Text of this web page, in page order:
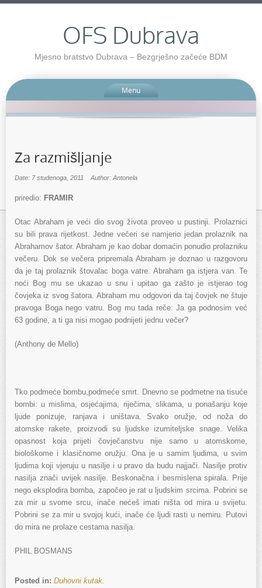
OFS Dubrava
Mjesno bratstvo Dubrava – Bezgrješno začeće BDM
Menu
Za razmišljanje
Date: 7 studenoga, 2011 Author: Antonela
priredio: FRAMIR
Otac Abraham je veći dio svog života proveo u pustinji. Prolaznici
su bili prava rijetkost. Jedne večeri se namjerio jedan prolaznik na
Abrahamov šator. Abraham je kao dobar domaćin ponudio prolazniku
večeru. Dok se večera pripremala Abraham je doznao u razgovoru
da je taj prolaznik štovalac boga vatre. Abraham ga istjera van. Te
noći Bog mu se ukazao u snu i upitao ga zašto je istjerao tog
čovjeka iz svog šatora. Abraham mu odgovori da taj čovjek ne štuje
pravoga Boga nego vatru. Bog mu tada reče: Ja ga podnosim već
63 godine, a ti ga nisi mogao podnijeti jednu večer?
(Anthony de Mello)
Tko podmeće bombu,podmeće smrt. Dnevno se podmetne na tisuće
bombi: u mislima, osjećajima, riječima, slikama, u ponašanju koje
ljude ponizuje, ranjava i uništava. Svako oružje, od noža do
atomske rakete, proizvodi su ljudske izumiteljske snage. Velika
opasnost koja prijeti čovječanstvu nije samo u atomskome,
biološkome i klasičnome oružju. Ona je u samim ljudima, u svim
ljudima koji vjeruju u nasilje i u pravo da budu najjači. Nasilje protiv
nasilja znači uvijek nasilje. Beskonačna i besmislena spirala. Prije
nego eksplodira bomba, započeo je rat u ljudskim srcima. Pobrini se
za mir u svome srcu, inače nećeš imati ništa od mira u svijetu.
Pobrini se za mir u svojoj kući, inače će ljudi rasti u nemiru. Putovi
do mira ne prolaze cestama nasilja.
PHIL BOSMANS
Posted in: Duhovni kutak.